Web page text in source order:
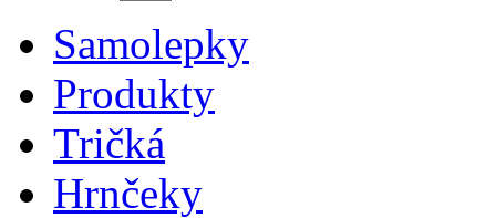
Samolepky
Produkty
Tričká
Hrnčeky